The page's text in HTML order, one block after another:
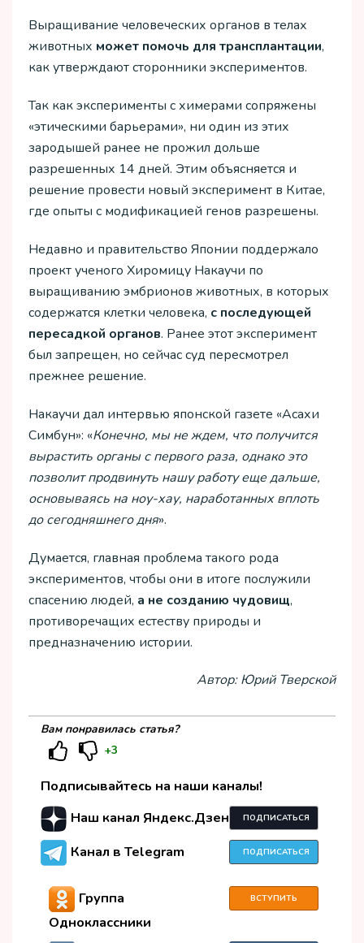
Выращивание человеческих органов в телах
животных может помочь для трансплантации,
как утверждают сторонники экспериментов.
Так как эксперименты с химерами сопряжены
«этическими барьерами», ни один из этих
зародышей ранее не прожил дольше
разрешенных 14 дней. Этим объясняется и
решение провести новый эксперимент в Китае,
где опыты с модификацией генов разрешены.
Недавно и правительство Японии поддержало
проект ученого Хиромицу Накаучи по
выращиванию эмбрионов животных, в которых
содержатся клетки человека, с последующей
пересадкой органов. Ранее этот эксперимент
был запрещен, но сейчас суд пересмотрел
прежнее решение.
Накаучи дал интервью японской газете «Асахи
Симбун»: «Конечно, мы не ждем, что получится
вырастить органы с первого раза, однако это
позволит продвинуть нашу работу еще дальше,
основываясь на ноу-хау, наработанных вплоть
до сегодняшнего дня».
Думается, главная проблема такого рода
экспериментов, чтобы они в итоге послужили
спасению людей, а не созданию чудовищ,
противоречащих естеству природы и
предназначению истории.
Автор: Юрий Тверской
Вам понравилась статья?
+3
Подписывайтесь на наши каналы!
Наш канал Яндекс.Дзен
ПОДПИСАТЬСЯ
Канал в Telegram ПОДПИСАТЬСЯ
Группа
Одноклассники
ВСТУПИТЬ